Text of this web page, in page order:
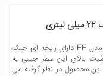
عطر جیبی مردانه ژک ساف مدل FF دارای رایحه ای خنک
بالای این عطر جیبی به
محصول در نظر گرفته می